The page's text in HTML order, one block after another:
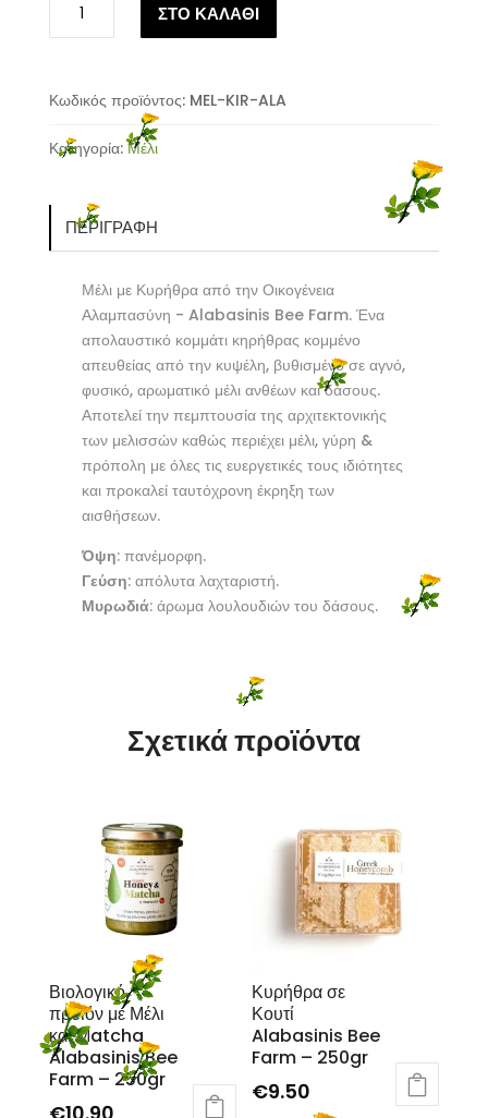
Bee
-
ποσότητα
ΣΤΟ ΚΑΛΑΘΙ
Κωδικός προϊόντος: MEL-KIR-ALA
Κατηγορία:Μέλι
ΠΕΡΙΓΡΑΦΉ
Μέλι με Κυρήθρα από την Οικογένεια
Αλαμπασύνη - Alabasinis Bee Farm. Ένα
απολαυστικό κομμάτι κηρήθρας κομμένο
απευθείας από την κυψέλη, βυθισμένο σε αγνό,
φυσικό, αρωματικό μέλι ανθέων και δάσους.
Αποτελεί την πεμπτουσία της αρχιτεκτονικής
των μελισσών καθώς περιέχει μέλι, γύρη &
πρόπολη με όλες τις ευεργετικές τους ιδιότητες
και προκαλεί ταυτόχρονη έκρηξη των
αισθήσεων.
Όψη: πανέμορφη.
Γεύση: απόλυτα λαχταριστή.
Μυρωδιά: άρωμα λουλουδιών του δάσους.
Σχετικά προϊόντα
Βιολογικό
προϊόν με Μέλι
και Μatcha
Alabasinis Bee
Farm – 250gr
Κυρήθρα σε
Κουτί
Alabasinis Bee
Farm – 250gr
€9.50